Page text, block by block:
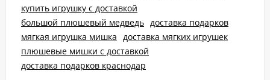
купить игрушку с доставкой
большой плюшевый медведь доставка подарков
мягкая игрушка мишка доставка мягких игрушек
плюшевые мишки с доставкой
доставка подарков краснодар